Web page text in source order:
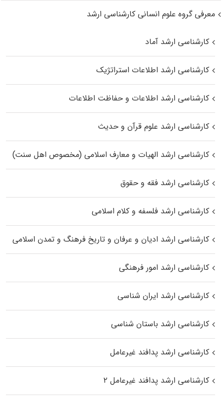
معرفی گروه علوم انسانی کارشناسی ارشد
کارشناسی ارشد آماد
کارشناسی ارشد اطلاعات استراتژیک
کارشناسی ارشد اطلاعات و حفاظت اطلاعات
کارشناسی ارشد علوم قرآن و حدیث
کارشناسی ارشد الهیات و معارف اسلامی (مخصوص اهل سنت)
کارشناسی ارشد فقه و حقوق
کارشناسی ارشد فلسفه و کلام اسلامی
کارشناسی ارشد ادیان و عرفان و تاریخ فرهنگ و تمدن اسلامی
کارشناسی ارشد امور فرهنگی
کارشناسی ارشد ایران شناسی
کارشناسی ارشد باستان شناسی
کارشناسی ارشد پدافند غیرعامل
کارشناسی ارشد پدافند غیرعامل ۲